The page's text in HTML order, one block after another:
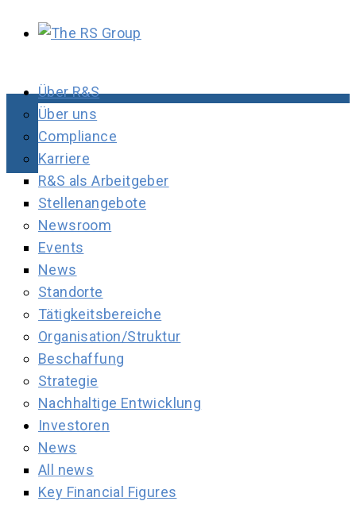
Über R&S
Über uns
Compliance
Karriere
R&S als Arbeitgeber
Stellenangebote
Newsroom
Events
News
Standorte
Tätigkeitsbereiche
Organisation/Struktur
Beschaffung
Strategie
Nachhaltige Entwicklung
Investoren
News
All news
Key Financial Figures